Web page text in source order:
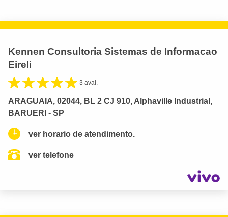
Kennen Consultoria Sistemas de Informacao
Eireli
3 aval.
ARAGUAIA, 02044, BL 2 CJ 910, Alphaville Industrial,
BARUERI - SP
ver horario de atendimento.
ver telefone